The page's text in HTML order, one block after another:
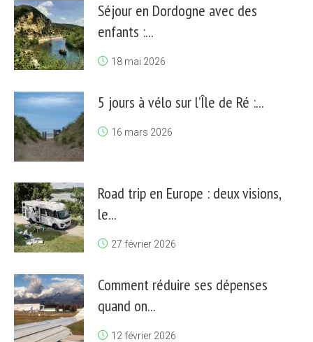
Séjour en Dordogne avec des
enfants :...
18 mai 2026
5 jours à vélo sur l’Île de Ré :...
16 mars 2026
Road trip en Europe : deux visions,
le...
27 février 2026
Comment réduire ses dépenses
quand on...
12 février 2026